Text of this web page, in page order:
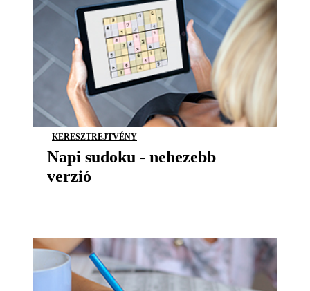
KERESZTREJTVÉNY
Napi sudoku - nehezebb
verzió